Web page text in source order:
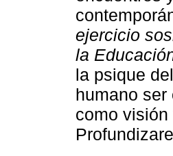
ejercicio
la
la psique
humano
como